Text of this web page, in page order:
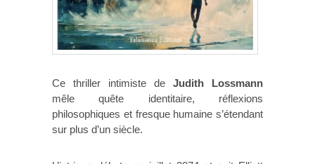
Ce thriller intimiste de Judith Lossmann
mêle quête identitaire, réflexions
philosophiques et fresque humaine s’étendant
sur plus d’un siècle.